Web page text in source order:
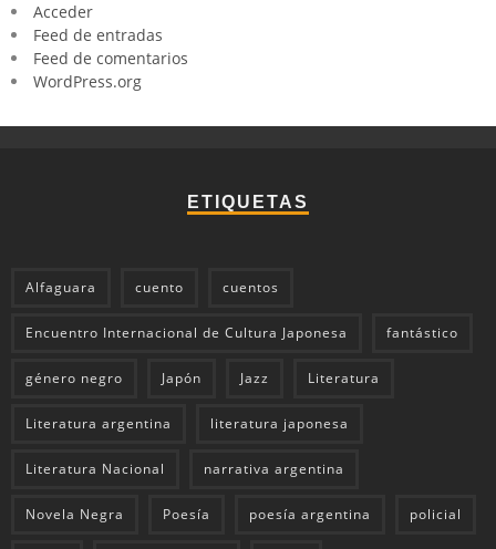
Acceder
Feed de entradas
Feed de comentarios
WordPress.org
ETIQUETAS
Alfaguara cuento cuentos
Encuentro Internacional de Cultura Japonesa fantástico
género negro Japón Jazz Literatura
Literatura argentina literatura japonesa
Literatura Nacional narrativa argentina
Novela Negra Poesía poesía argentina policial